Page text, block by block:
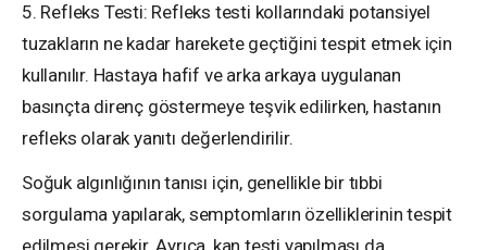
5. Refleks Testi: Refleks testi kollarındaki potansiyel
tuzakların ne kadar harekete geçtiğini tespit etmek için
kullanılır. Hastaya hafif ve arka arkaya uygulanan
basınçta direnç göstermeye teşvik edilirken, hastanın
refleks olarak yanıtı değerlendirilir.
Soğuk algınlığının tanısı için, genellikle bir tıbbi
sorgulama yapılarak, semptomların özelliklerinin tespit
edilmesi gerekir. Ayrıca, kan testi yapılması da